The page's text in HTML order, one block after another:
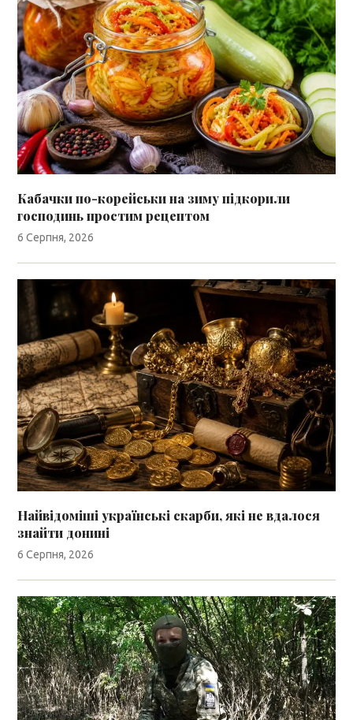
Кабачки по-корейськи на зиму підкорили
господинь простим рецептом
6 Серпня, 2026
Найвідоміші українські скарби, які не вдалося
знайти донині
6 Серпня, 2026